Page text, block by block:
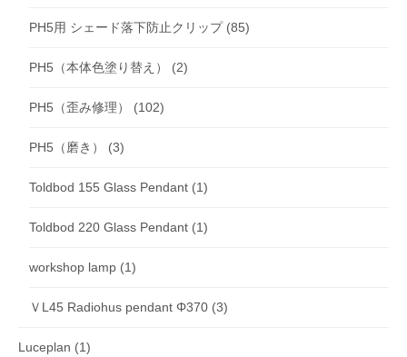
PH5用 シェード落下防止クリップ(85)
PH5（本体色塗り替え） (2)
PH5（歪み修理） (102)
PH5（磨き） (3)
Toldbod 155 Glass Pendant (1)
Toldbod 220 Glass Pendant (1)
workshop lamp (1)
ＶL45 Radiohus pendant Φ370 (3)
Luceplan (1)